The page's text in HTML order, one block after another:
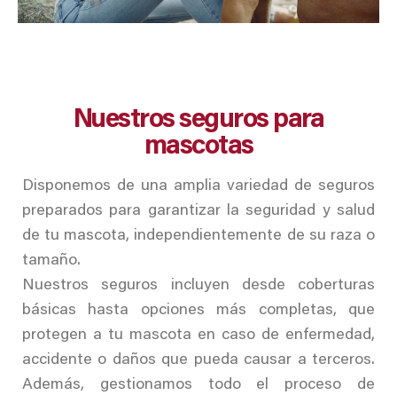
Nuestros seguros para
mascotas
Disponemos de una amplia variedad de seguros
preparados para garantizar la seguridad y salud
de tu mascota, independientemente de su raza o
tamaño.
Nuestros seguros incluyen desde coberturas
básicas hasta opciones más completas, que
protegen a tu mascota en caso de enfermedad,
accidente o daños que pueda causar a terceros.
Además, gestionamos todo el proceso de